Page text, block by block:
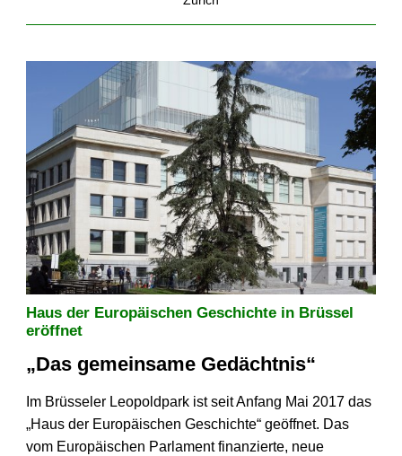
Haus der Europäischen Geschichte in Brüssel
eröffnet
„Das gemeinsame Gedächtnis“
Im Brüsseler Leopoldpark ist seit Anfang Mai 2017 das
„Haus der Europäischen Geschichte“ geöffnet. Das
vom Europäischen Parlament finanzierte, neue